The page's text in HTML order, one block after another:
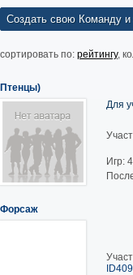
Создать свою Команду и
сортировать по: рейтингу,
Птенцы)
Для
Игр:
Форсаж